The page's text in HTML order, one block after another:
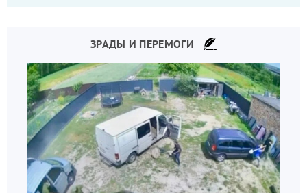
ЗРАДЫ И ПЕРЕМОГИ